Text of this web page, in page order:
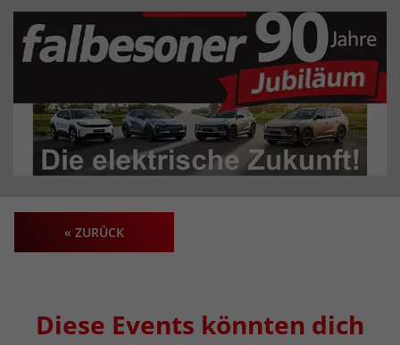
« ZURÜCK
Diese Events könnten dich